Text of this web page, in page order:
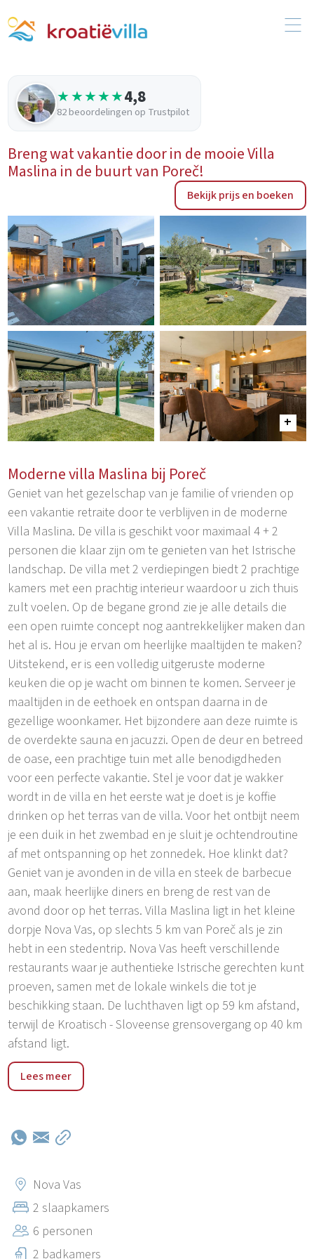
★★★★★4,8
82 beoordelingen op Trustpilot
Breng wat vakantie door in de mooie Villa
Maslina in de buurt van Poreč!
Bekijk prijs en boeken
Moderne villa Maslina bij Poreč
Geniet van het gezelschap van je familie of vrienden op
een vakantie retraite door te verblijven in de moderne
Villa Maslina. De villa is geschikt voor maximaal 4 + 2
personen die klaar zijn om te genieten van het Istrische
landschap. De villa met 2 verdiepingen biedt 2 prachtige
kamers met een prachtig interieur waardoor u zich thuis
zult voelen. Op de begane grond zie je alle details die
een open ruimte concept nog aantrekkelijker maken dan
het al is. Hou je ervan om heerlijke maaltijden te maken?
Uitstekend, er is een volledig uitgeruste moderne
keuken die op je wacht om binnen te komen. Serveer je
maaltijden in de eethoek en ontspan daarna in de
gezellige woonkamer. Het bijzondere aan deze ruimte is
de overdekte sauna en jacuzzi. Open de deur en betreed
de oase, een prachtige tuin met alle benodigdheden
voor een perfecte vakantie. Stel je voor dat je wakker
wordt in de villa en het eerste wat je doet is je koffie
drinken op het terras van de villa. Voor het ontbijt neem
je een duik in het zwembad en je sluit je ochtendroutine
af met ontspanning op het zonnedek. Hoe klinkt dat?
Geniet van je avonden in de villa en steek de barbecue
aan, maak heerlijke diners en breng de rest van de
avond door op het terras. Villa Maslina ligt in het kleine
dorpje Nova Vas, op slechts 5 km van Poreč als je zin
hebt in een stedentrip. Nova Vas heeft verschillende
restaurants waar je authentieke Istrische gerechten kunt
proeven, samen met de lokale winkels die tot je
beschikking staan. De luchthaven ligt op 59 km afstand,
terwijl de Kroatisch - Sloveense grensovergang op 40 km
afstand ligt.
Poreč is een stad in het hart van de westkust van Istrië.
Een stad van cultuur, toerisme, sport en vermaak. Als je
Zorg ervoor dat je de vele feesten niet mist die worden
van de stad.
Lees meer
Nova Vas
2 slaapkamers
6 personen
2 badkamers